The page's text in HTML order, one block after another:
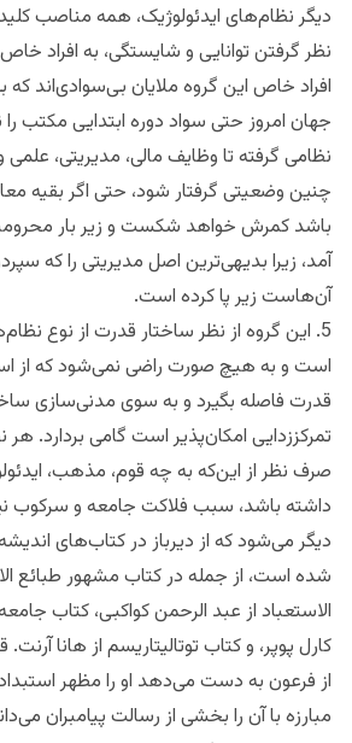
دیگر نظام‌های ایدئولوژیک، همه مناصب
نظر گرفتن توانایی و شایستگی، به افراد
افراد خاص این گروه ملایان بی‌سوادی‌اند که
جهان امروز حتی سواد دوره ابتدایی مکتب را
نظامی گرفته تا وظایف مالی، مدیریتی،
چنین وضعیتی گرفتار شود، حتی اگر بقیه
باشد کمرش خواهد شکست و زیر بار
آمد، زیرا بدیهی‌ترین اصل مدیریتی را که
آن‌هاست زیر پا کرده است.
5. این گروه از نظر ساختار قدرت از نوع
است و به هیچ صورت راضی نمی‌شود که از
قدرت فاصله بگیرد و به سوی مدنی‌سازی
تمرکززدایی امکان‌پذیر است گامی بردارد. هر
صرف نظر از این‌که به چه قوم، مذهب،
داشته باشد، سبب فلاکت جامعه و سرکوب
دیگر می‌شود که از دیرباز در کتاب‌های
شده است، از جمله در کتاب مشهور طبائع
الاستعباد از عبد الرحمن کواکبی، کتاب
کارل پوپر، و کتاب توتالیتاریسم از هانا
از فرعون به دست می‌دهد او را مظهر
مبارزه با آن را بخشی از رسالت پیامبران